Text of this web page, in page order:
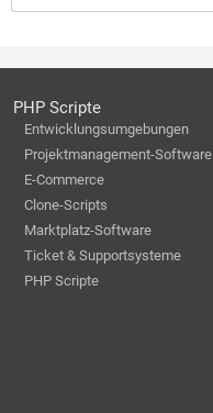
PHP Scripte
Entwicklungsumgebungen
Projektmanagement-Software
E-Commerce
Clone-Scripts
Marktplatz-Software
Ticket & Supportsysteme
PHP Scripte